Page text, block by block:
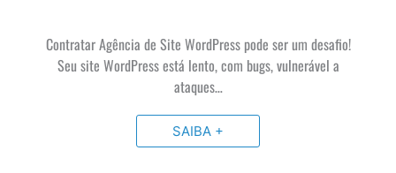
Contratar Agência de Site WordPress pode ser um desafio!
Seu site WordPress está lento, com bugs, vulnerável a
ataques…
SAIBA +